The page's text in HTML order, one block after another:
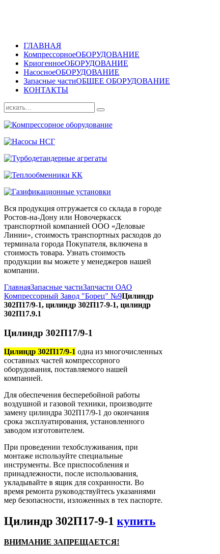
ГЛАВНАЯ
КомпрессорноеОБОРУДОВАНИЕ
КриогенноеОБОРУДОВАНИЕ
НасосноеОБОРУДОВАНИЕ
Запасные частиОБЩЕЕ ОБОРУДОВАНИЕ
КОНТАКТЫ
Вся продукция отгружается со склада в городе
Ростов-на-Дону или Новочеркасск
транспортной компанией ООО «Деловые
Линии», стоимость транспортных расходов до
терминала города Покупателя, включена в
стоимость товара. Узнать стоимость
продукции вы можете у менеджеров нашей
компании.
ГлавнаяЗапасные частиЗапчасти ОАО
Компрессорный Завод "Борец" №9Цилиндр
302П17/9-1, цилиндр 302П17-9-1, цилиндр
302П17.9.1
Цилиндр 302П17/9-1
Цилиндр 302П17/9-1 одна из многочисленных
составных частей компрессорного
оборудования, поставляемого нашей
компанией.
Для обеспечения бесперебойной работы
воздушной и газовой техники, производите
замену цилиндра 302П17/9-1 до окончания
срока эксплуатирования, установленного
заводом изготовителем.
При проведении техобслуживания, при
монтаже используйте специальные
инструменты. Все приспособления и
принадлежности, после использования,
укладывайте в ящик для сохранности. Во
время ремонта руководствуйтесь указаниями
мер безопасности, изложенных в тех паспорте.
Цилиндр 302П17-9-1 купить
ВНИМАНИЕ ЗАПРЕЩАЕТСЯ!